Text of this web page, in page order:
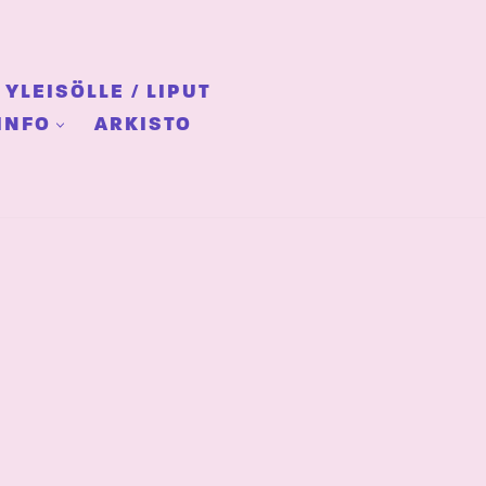
YLEISÖLLE / LIPUT
ARKISTO